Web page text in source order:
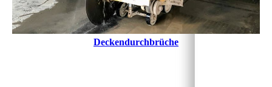
Deckendurchbrüche